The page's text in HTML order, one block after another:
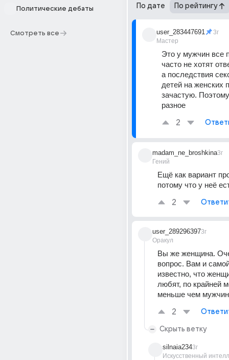
Политические дебаты
Смотреть все
По дате По рейтингу
user_283447691
Мастер
3г
Это у мужчин все
часто не хотят
а последствия
детей на женских
зачастую.
разное
2
madam_ne_broshkina
Гений
3г
Ещё как вариант
потому что у неё
2
user_289296397
Оракул
3г
Вы же женщина.
вопрос. Вам и
известно, что
любят, по крайней
меньше чем
2
Скрыть ветку
silnaia234
Искусственный
3г